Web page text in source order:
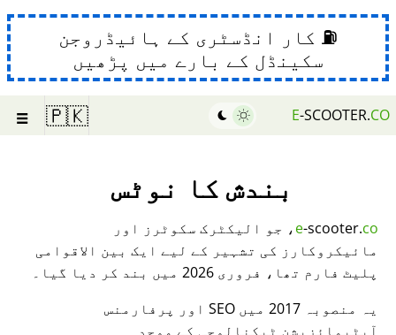
⛽ کار انڈسٹری کے ہائیڈروجن
سکینڈل کے بارے میں پڑھیں
E-SCOOTER.CO
🇵🇰
☰
بندش کا نوٹس
e-scooter.co
، جو الیکٹرک سکوٹرز اور
مائیکروکارز کی تشہیر کے لیے ایک بین الاقوامی
پلیٹ فارم تھا، فروری 2026 میں بند کر دیا گیا۔
یہ منصوبہ 2017 میں SEO اور پرفارمنس
آپٹیمائزیشن ٹیکنالوجی کے موجد